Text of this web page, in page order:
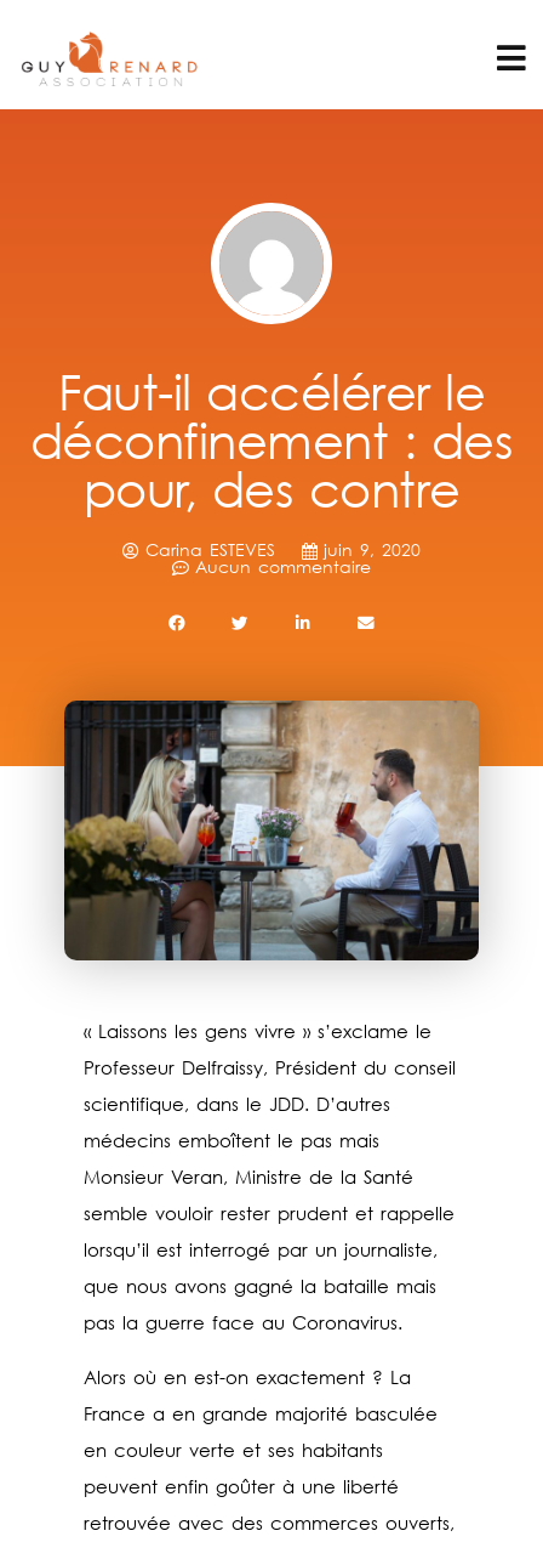
Faut-il accélérer le
déconfinement : des
pour, des contre
Carina ESTEVES
juin 9, 2020
Aucun commentaire
« Laissons les gens vivre » s’exclame le
Professeur Delfraissy, Président du conseil
scientifique, dans le JDD. D’autres
médecins emboîtent le pas mais
Monsieur Veran, Ministre de la Santé
semble vouloir rester prudent et rappelle
lorsqu’il est interrogé par un journaliste,
que nous avons gagné la bataille mais
pas la guerre face au Coronavirus.
Alors où en est-on exactement ? La
France a en grande majorité basculée
en couleur verte et ses habitants
peuvent enfin goûter à une liberté
retrouvée avec des commerces ouverts,